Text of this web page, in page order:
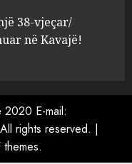
38-vjeçar/
në Kavajë!
E-mail:
rights reserved. |